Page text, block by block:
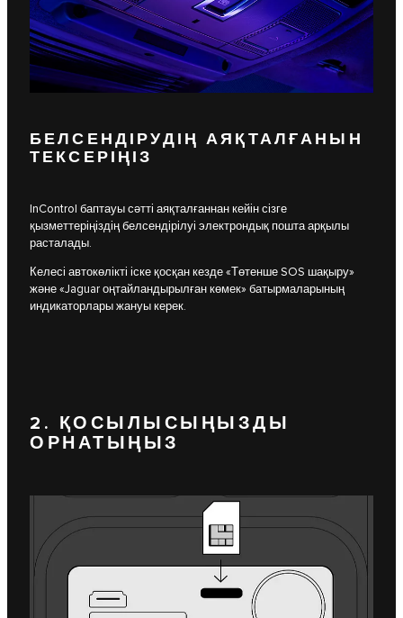
БЕЛСЕНДІРУДІҢ АЯҚТАЛҒАНЫН
ТЕКСЕРІҢІЗ
InControl баптауы сәтті аяқталғаннан кейін сізге
қызметтеріңіздің белсендірілуі электрондық пошта арқылы
расталады.
Келесі автокөлікті іске қосқан кезде «Төтенше SOS шақыру»
және «Jaguar оңтайландырылған көмек» батырмаларының
индикаторлары жануы керек.
2. ҚОСЫЛЫСЫҢЫЗДЫ
ОРНАТЫҢЫЗ